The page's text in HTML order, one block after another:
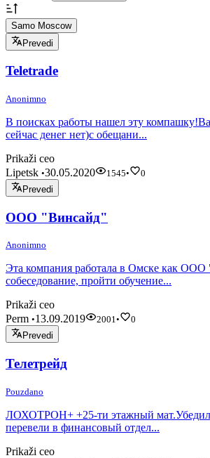
Samo Moscow
Prevedi
Teletrade
Anonimno
В поисках работы нашел эту
сейчас денег нет)с обещани...
Prikaži ceo
Lipetsk •30.05.2020 1545•
0
Prevedi
ООО "Винсайд"
Anonimno
Эта компания работала в Омске как ООО
собеседование, пройти обучение...
Prikaži ceo
Perm •13.09.2019 2001•
0
Prevedi
Телетрейд
Pouzdano
ЛОХОТРОН+ +25-ти этажный мат.Убедили
перевели в финансовый отдел...
Prikaži ceo